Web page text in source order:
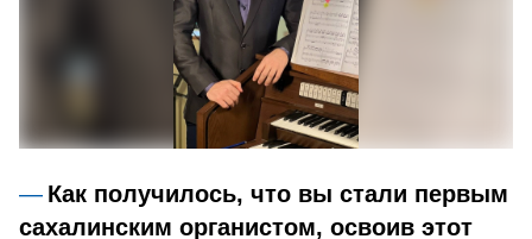
Как получилось, что вы стали первым
сахалинским органистом, освоив этот